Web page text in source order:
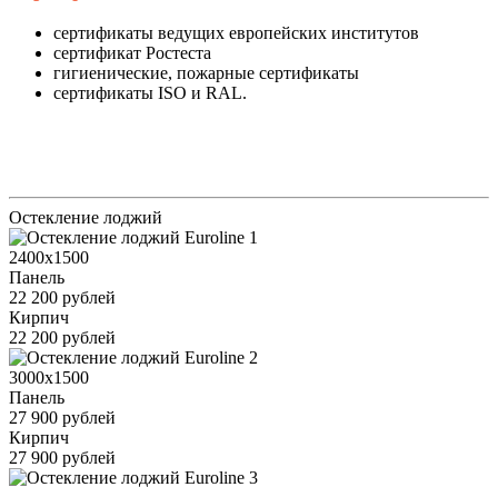
сертификаты ведущих европейских институтов
сертификат Ростеста
гигиенические, пожарные сертификаты
сертификаты ISO и RAL.
Остекление лоджий
2400x1500
Панель
22 200 рублей
Кирпич
22 200 рублей
3000x1500
Панель
27 900 рублей
Кирпич
27 900 рублей